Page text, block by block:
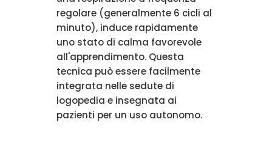
regolare (generalmente 6 cicli al
minuto), induce rapidamente
uno stato di calma favorevole
all'apprendimento. Questa
tecnica può essere facilmente
integrata nelle sedute di
logopedia e insegnata ai
pazienti per un uso autonomo.